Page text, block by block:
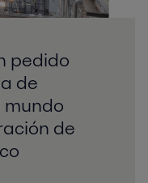
pedido
de
de